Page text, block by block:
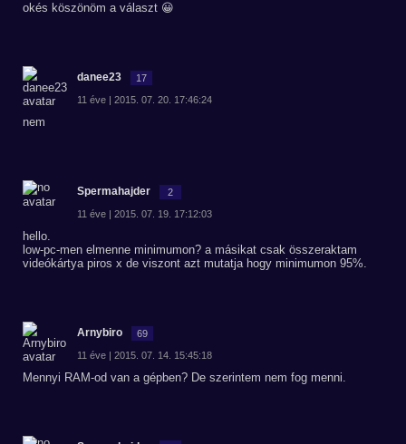
okés köszönöm a választ 😀
danee23 17
11 éve | 2015. 07. 20. 17:46:24
nem
Spermahajder 2
11 éve | 2015. 07. 19. 17:12:03
hello.
low-pc-men elmenne minimumon? a másikat csak összeraktam
videókártya piros x de viszont azt mutatja hogy minimumon 95%.
Arnybiro 69
11 éve | 2015. 07. 14. 15:45:18
Mennyi RAM-od van a gépben? De szerintem nem fog menni.